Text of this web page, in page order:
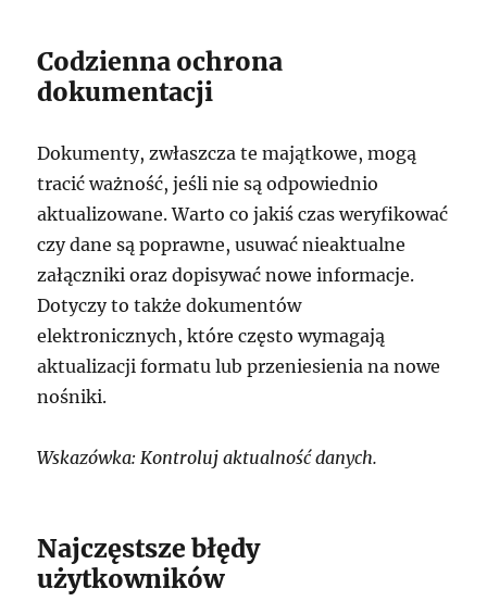
Codzienna ochrona
dokumentacji
Dokumenty, zwłaszcza te majątkowe, mogą
tracić ważność, jeśli nie są odpowiednio
aktualizowane. Warto co jakiś czas weryfikować
czy dane są poprawne, usuwać nieaktualne
załączniki oraz dopisywać nowe informacje.
Dotyczy to także dokumentów
elektronicznych, które często wymagają
aktualizacji formatu lub przeniesienia na nowe
nośniki.
Wskazówka: Kontroluj aktualność danych.
Najczęstsze błędy
użytkowników